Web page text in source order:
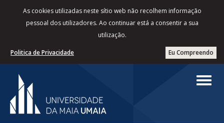
As cookies utilizadas neste sítio web não recolhem informação
pessoal dos utilizadores. Ao continuar está a consentir a sua
utilização.
Eu Compreendo
Politica de Privacidade